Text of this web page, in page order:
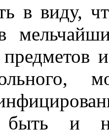
в виду,
и